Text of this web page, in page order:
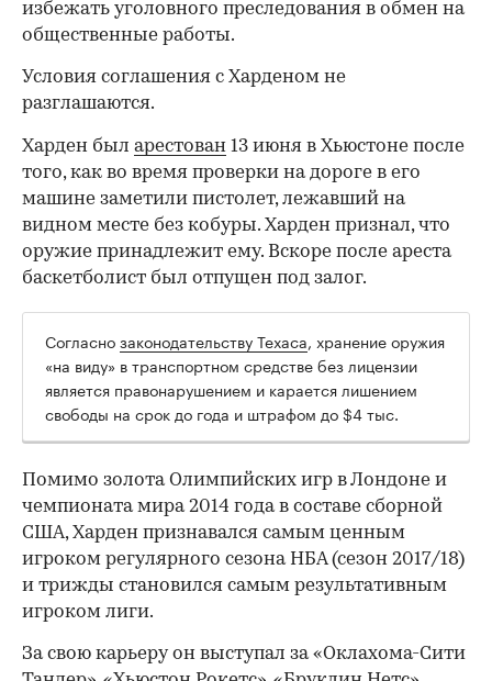
избежать уголовного преследования в обмен на
общественные работы.
Условия соглашения с Харденом не
разглашаются.
00:00 / 00:00
Харден был арестован 13 июня в Хьюстоне после
того, как во время проверки на дороге в его
машине заметили пистолет, лежавший на
видном месте без кобуры. Харден признал, что
оружие принадлежит ему. Вскоре после ареста
баскетболист был отпущен под залог.
Согласнозаконодательству Техаса, хранение оружия
«на виду» в транспортном средстве без лицензии
является правонарушением и карается лишением
свободы на срок до года и штрафом до $4 тыс.
Помимо золота Олимпийских игр в Лондоне и
чемпионата мира 2014 года в составе сборной
США, Харден признавался самым ценным
игроком регулярного сезона НБА (сезон 2017/18)
и трижды становился самым результативным
игроком лиги.
За свою карьеру он выступал за «Оклахома-Сити